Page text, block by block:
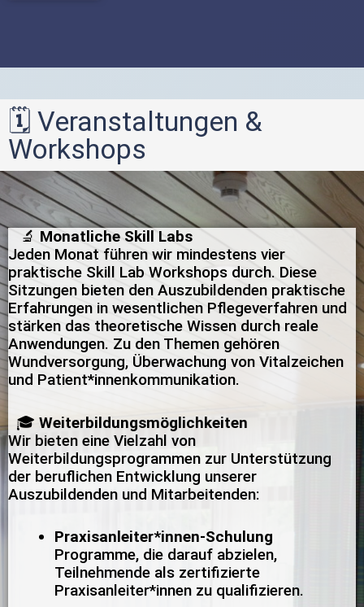
🗓️ Veranstaltungen &
Workshops
🔬 Monatliche Skill Labs
Jeden Monat führen wir mindestens vier
praktische Skill Lab Workshops durch. Diese
Sitzungen bieten den Auszubildenden praktische
Erfahrungen in wesentlichen Pflegeverfahren und
stärken das theoretische Wissen durch reale
Anwendungen. Zu den Themen gehören
Wundversorgung, Überwachung von Vitalzeichen
und Patient*innenkommunikation.
🎓 Weiterbildungsmöglichkeiten
Wir bieten eine Vielzahl von
Weiterbildungsprogrammen zur Unterstützung
der beruflichen Entwicklung unserer
Auszubildenden und Mitarbeitenden:
Praxisanleiter*innen-Schulung
Programme, die darauf abzielen,
Teilnehmende als zertifizierte
Praxisanleiter*innen zu qualifizieren.